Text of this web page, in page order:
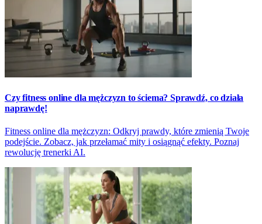
Czy fitness online dla mężczyzn to ściema? Sprawdź, co działa
naprawdę!
Fitness online dla mężczyzn: Odkryj prawdy, które zmienią Twoje
podejście. Zobacz, jak przełamać mity i osiągnąć efekty. Poznaj
rewolucję trenerki AI.